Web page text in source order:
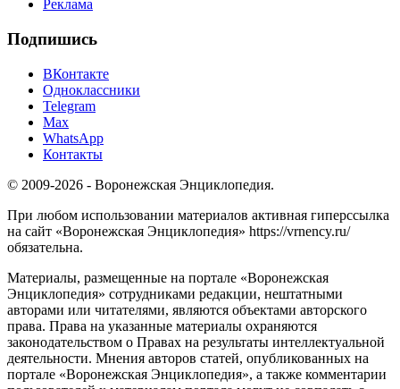
Реклама
Подпишись
ВКонтакте
Одноклассники
Telegram
Max
WhatsApp
Контакты
© 2009-2026 - Воронежская Энциклопедия.
При любом использовании материалов активная гиперссылка
на сайт «Воронежская Энциклопедия» https://vrnency.ru/
обязательна.
Материалы, размещенные на портале «Воронежская
Энциклопедия» сотрудниками редакции, нештатными
авторами или читателями, являются объектами авторского
права. Права на указанные материалы охраняются
законодательством о Правах на результаты интеллектуальной
деятельности. Мнения авторов статей, опубликованных на
портале «Воронежская Энциклопедия», а также комментарии